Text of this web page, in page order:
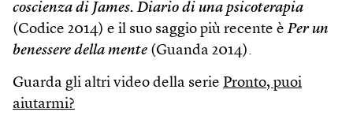
coscienza di James. Diario di una psicoterapia
(Codice 2014) e il suo saggio più recente è Per un
benessere della mente (Guanda 2014).
Guarda gli altri video della serie Pronto, puoi
aiutarmi?